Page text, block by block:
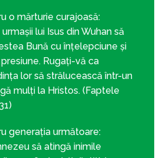
o mărturie curajoasă:
lui Isus din Wuhan să
Bună cu înțelepciune și
Rugați-vă ca
lor să strălucească într-un
mulți la Hristos. (Faptele
generația următoare:
să atingă inimile